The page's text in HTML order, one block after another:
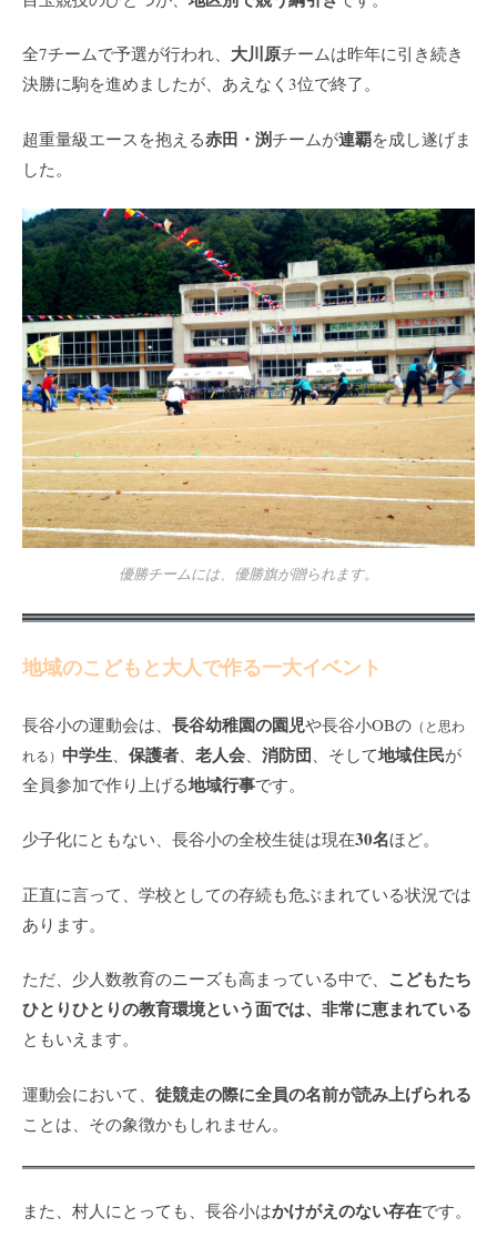
全7チームで予選が行われ、 大川原チームは昨年に引き続き
決勝に駒を進めましたが、あえなく3位で終了。
超重量級エースを抱える赤田・渕チームが連覇を成し遂げま
した。
優勝チームには、優勝旗が贈られます。
地域のこどもと大人で作る一大イベント
長谷小の運動会は、 長谷幼稚園の園児や長谷小OBの （と思わ
れる） 中学生 保護者 老人会 消防団 、そして地域住民が
全員参加で作り上げる地域行事です。
少子化にともない、長谷小の全校生徒は現在30名ほど。
正直に言って、学校としての存続も危ぶまれている状況では
あります。
ただ、少人数教育のニーズも高まっている中で、 こどもたち
ひとりひとりの教育環境という面では、非常に恵まれている
ともいえます。
運動会において、 徒競走の際に全員の名前が読み上げられる
ことは、その象徴かもしれません。
また、村人にとっても、長谷小はかけがえのない存在です。